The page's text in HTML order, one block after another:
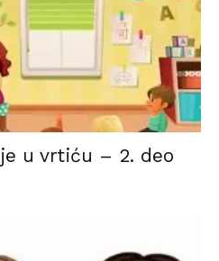
u vrtiću – 2. deo